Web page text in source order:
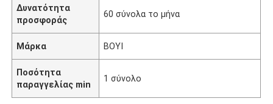
Δυνατότητα
προσφοράς
60 σύνολα το μήνα
Μάρκα BOYI
Ποσότητα
παραγγελίας min
1 σύνολο